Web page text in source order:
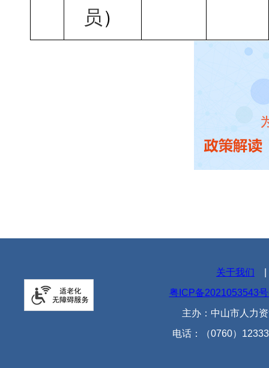
员 ）
关于我们
粤ICP备2021053543
主办：中山市人力
电话：（0760）12333